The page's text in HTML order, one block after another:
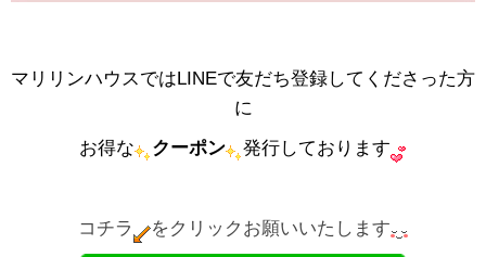
マリリンハウスではLINEで友だち登録してくださった方
に
お得な
クーポン 発行しております
コチラ をクリックお願いいたします